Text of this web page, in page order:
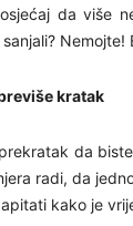
da više
kratak
da
radi, da
kako je